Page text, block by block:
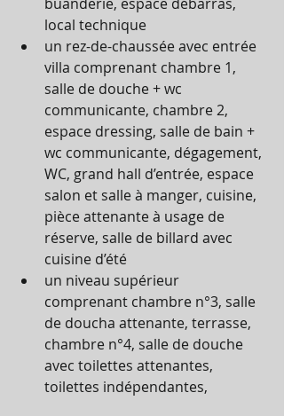
local technique
un rez-de-chaussée avec entrée
villa comprenant chambre 1,
salle de douche + wc
communicante, chambre 2,
espace dressing, salle de bain +
wc communicante, dégagement,
WC, grand hall d’entrée, espace
salon et salle à manger, cuisine,
pièce attenante à usage de
réserve, salle de billard avec
cuisine d’été
un niveau supérieur
comprenant chambre n°3, salle
de doucha attenante, terrasse,
chambre n°4, salle de douche
avec toilettes attenantes,
toilettes indépendantes,